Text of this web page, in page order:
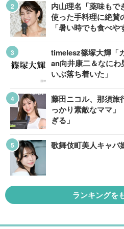
内山理名「薬味もで
使った手料理に絶賛
「暑い時でも食べや
timelesz篠塚大輝「
an向井康二＆なに
いぶ落ち着いた」
藤田ニコル、那須旅
っかり素敵なママ」
ぎる」
歌舞伎町美人キャバ
ランキングを